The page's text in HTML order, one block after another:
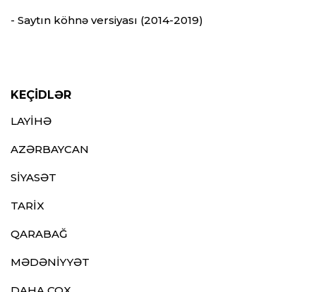
- Saytın köhnə versiyası (2014-2019)
KEÇİDLƏR
LAYİHƏ
AZƏRBAYCAN
SİYASƏT
TARİX
QARABAĞ
MƏDƏNİYYƏT